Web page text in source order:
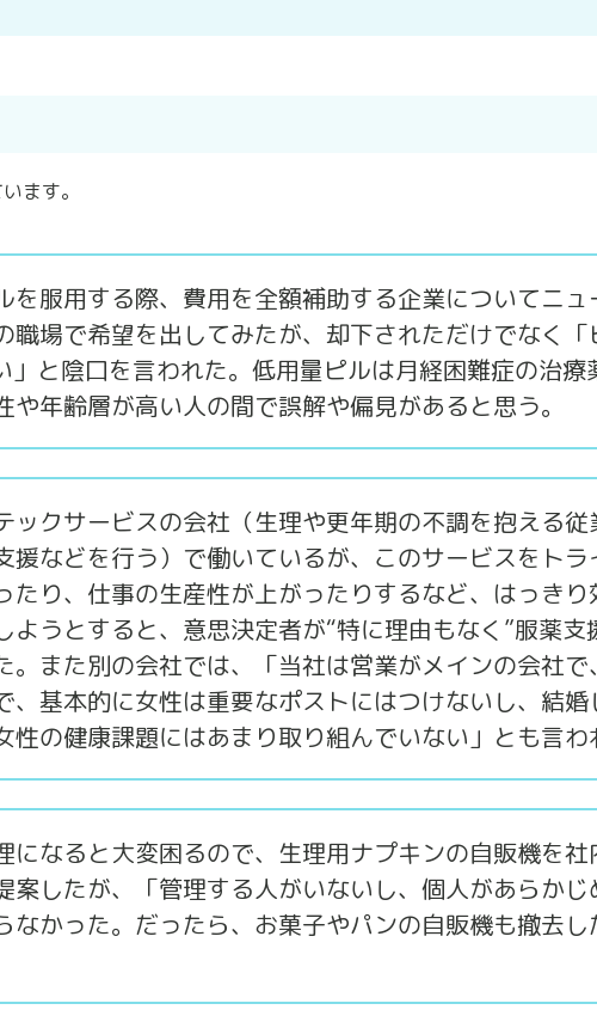
ます。
を服用する際、費用を全額補助する企業についてニ
職場で希望を出してみたが、却下されただけでなく
」と陰口を言われた。低用量ピルは月経困難症の治療
年齢層が高い人の間で誤解や偏見があると思う。
ックサービスの会社（生理や更年期の不調を抱える従
援などを行う）で働いているが、このサービスをトラ
たり、仕事の生産性が上がったりするなど、はっきり
ようとすると、意思決定者が“特に理由もなく”服薬支
。また別の会社では、「当社は営業がメインの会社
、基本的に女性は重要なポストにはつけないし、結婚
の健康課題にはあまり取り組んでいない」とも言わ
になると大変困るので、生理用ナプキンの自販機を
案したが、「管理する人がいないし、個人があらかじ
なかった。だったら、お菓子やパンの自販機も撤去し